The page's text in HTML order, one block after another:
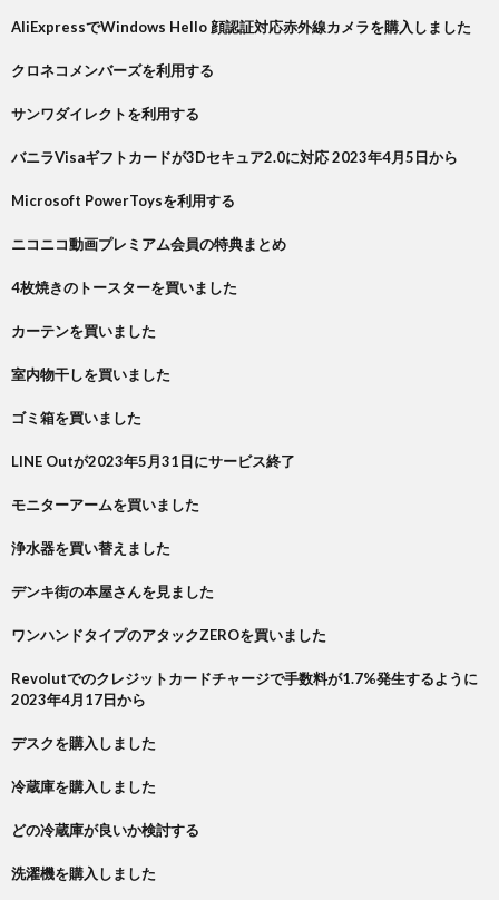
AliExpressでWindows Hello 顔認証対応赤外線カメラを購入しました
クロネコメンバーズを利用する
サンワダイレクトを利用する
バニラVisaギフトカードが3Dセキュア2.0に対応 2023年4月5日から
Microsoft PowerToysを利用する
ニコニコ動画プレミアム会員の特典まとめ
4枚焼きのトースターを買いました
カーテンを買いました
室内物干しを買いました
ゴミ箱を買いました
LINE Outが2023年5月31日にサービス終了
モニターアームを買いました
浄水器を買い替えました
デンキ街の本屋さんを見ました
ワンハンドタイプのアタックZEROを買いました
Revolutでのクレジットカードチャージで手数料が1.7%発生するように
2023年4月17日から
デスクを購入しました
冷蔵庫を購入しました
どの冷蔵庫が良いか検討する
洗濯機を購入しました